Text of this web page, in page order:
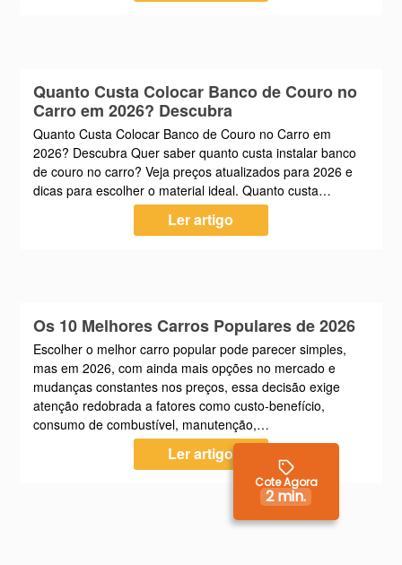
Quanto Custa Colocar Banco de Couro no
Carro em 2026? Descubra
Quanto Custa Colocar Banco de Couro no Carro em
2026? Descubra Quer saber quanto custa instalar banco
de couro no carro? Veja preços atualizados para 2026 e
dicas para escolher o material ideal. Quanto custa…
Ler artigo
Os 10 Melhores Carros Populares de 2026
Escolher o melhor carro popular pode parecer simples,
mas em 2026, com ainda mais opções no mercado e
mudanças constantes nos preços, essa decisão exige
atenção redobrada a fatores como custo-benefício,
consumo de combustível, manutenção,…
Ler artigo
Cote Agora
2 min.